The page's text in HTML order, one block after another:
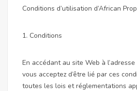
Conditions d’utilisation d’African
1. Conditions
En accédant au site Web à l’adresse
vous acceptez d’être lié par ces
toutes les lois et réglementations